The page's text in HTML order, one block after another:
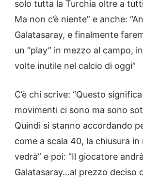
solo tutta la Turchia oltre a
Ma non c’è niente” e anche:
Galatasaray, e finalmente
un “play” in mezzo al campo,
volte inutile nel calcio di oggi”
C’è chi scrive: “Questo
movimenti ci sono ma sono
Quindi si stanno accordando
come a scala 40, la chiusura in
vedrà” e poi: “Il giocatore
Galatasaray…al prezzo deciso